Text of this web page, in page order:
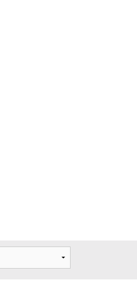
de tout, c'est qu'elles
elles combleront
où, n'importe quand.
ne pas les aimer?